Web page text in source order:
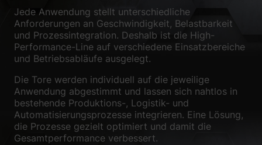
Jede Anwendung stellt unterschiedliche
Anforderungen an Geschwindigkeit, Belastbarkeit
und Prozessintegration. Deshalb ist die High-
Performance-Line auf verschiedene Einsatzbereiche
und Betriebsabläufe ausgelegt.
Die Tore werden individuell auf die jeweilige
Anwendung abgestimmt und lassen sich nahtlos in
bestehende Produktions-, Logistik- und
Automatisierungsprozesse integrieren. Eine Lösung,
die Prozesse gezielt optimiert und damit die
Gesamtperformance verbessert.